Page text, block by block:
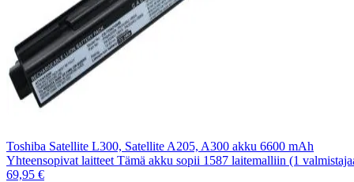
Toshiba Satellite L300, Satellite A205, A300 akku 6600 mAh
Yhteensopivat laitteet Tämä akku sopii 1587 laitemalliin (1
69,95 €